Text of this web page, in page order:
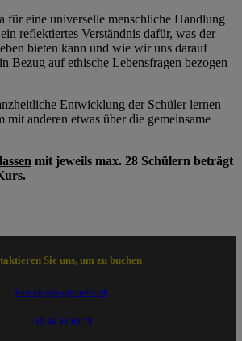
für eine universelle menschliche Handlung
reflektiertes Verständnis dafür, was der
bieten kann und wie wir uns darauf
Bezug auf ethische Lebensfragen bezogen
Entwicklung der Schüler lernen
mit anderen etwas über die gemeinsame
mit jeweils max. 28 Schülern beträgt
Sie uns, um zu buchen
kontakt@sagnlandet.dk
+45 46 48 08 78